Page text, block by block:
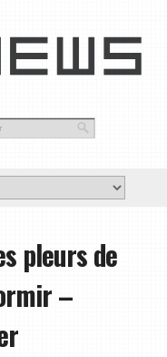
pleurs de
–